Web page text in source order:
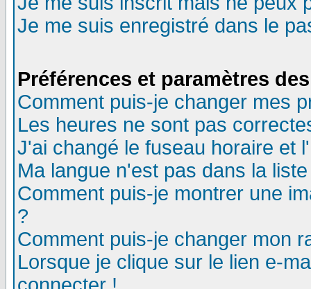
Je me suis enregistré dans le
Préférences et paramètres
Comment puis-je changer mes
Les heures ne sont pas
J'ai changé le fuseau horaire et
Ma langue n'est pas dans la
Comment puis-je montrer une
?
Comment puis-je changer mon
Lorsque je clique sur le lien e-